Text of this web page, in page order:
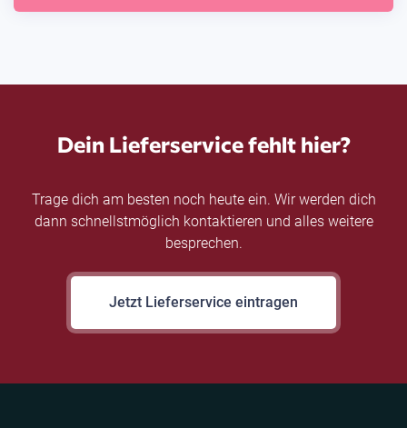
Dein Lieferservice fehlt hier?
Trage dich am besten noch heute ein. Wir werden dich
dann schnellstmöglich kontaktieren und alles weitere
besprechen.
Jetzt Lieferservice eintragen